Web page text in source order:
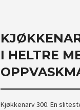
I HELTRE
Kjøkkenarv 300. En